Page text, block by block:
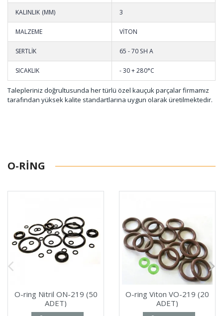
KALINLIK (MM) 3
MALZEME VİTON
SERTLİK 65 - 70 SH A
SICAKLIK - 30 + 280°C
Talepleriniz doğrultusunda her türlü özel kauçuk parçalar firmamız
tarafından yüksek kalite standartlarına uygun olarak üretilmektedir.
O-RING
O-ring Nitril ON-219 (50
ADET)
O-ring Viton VO-219 (20
ADET)